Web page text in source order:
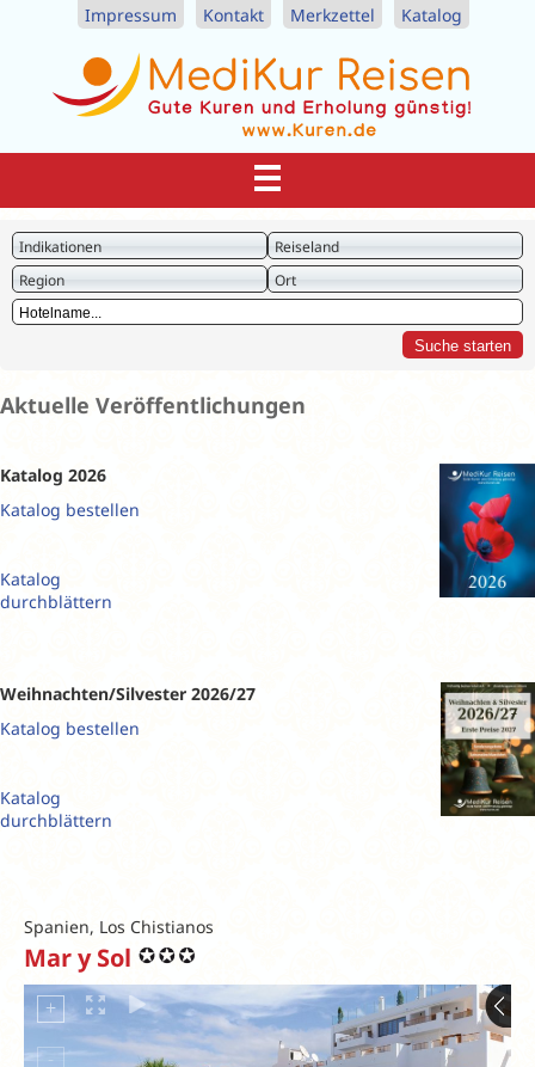
Impressum Kontakt Merkzettel Katalog
Indikationen
Reiseland
Region
Ort
Aktuelle Veröffentlichungen
Katalog 2026
Katalog bestellen
Katalog
durchblättern
Weihnachten/Silvester 2026/27
Katalog bestellen
Katalog
durchblättern
Spanien, Los Chistianos
Mar y Sol